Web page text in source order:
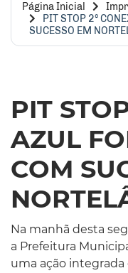
Página Inicial
PIT STOP 2º
SUCESSO EM
PIT
AZUL
COM
Na manhã desta
a Prefeitura
uma ação integrada